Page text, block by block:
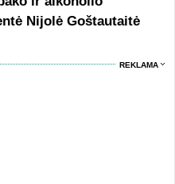
Nijolė Goštautaitė
REKLAMA